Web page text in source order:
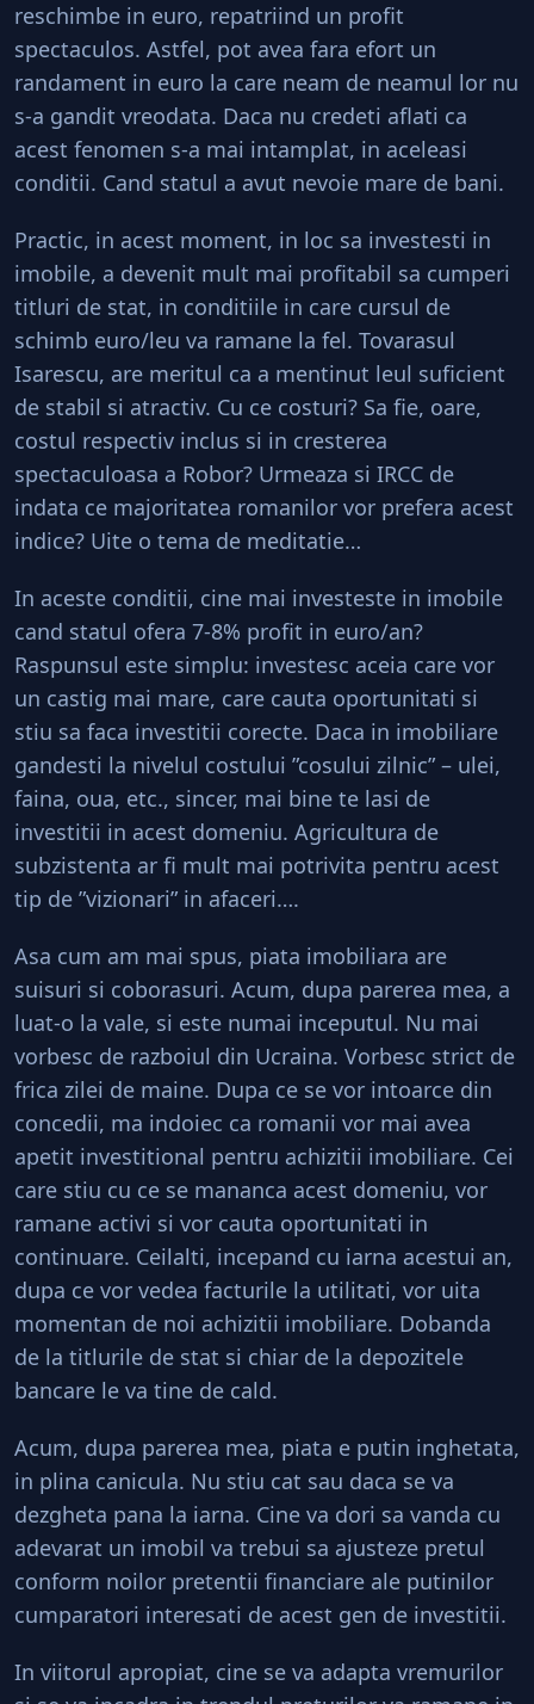
reschimbe in euro, repatriind un profit
spectaculos. Astfel, pot avea fara efort un
randament in euro la care neam de neamul lor nu
s-a gandit vreodata. Daca nu credeti aflati ca
acest fenomen s-a mai intamplat, in aceleasi
conditii. Cand statul a avut nevoie mare de bani.
Practic, in acest moment, in loc sa investesti in
imobile, a devenit mult mai profitabil sa cumperi
titluri de stat, in conditiile in care cursul de
schimb euro/leu va ramane la fel. Tovarasul
Isarescu, are meritul ca a mentinut leul suficient
de stabil si atractiv. Cu ce costuri? Sa fie, oare,
costul respectiv inclus si in cresterea
spectaculoasa a Robor? Urmeaza si IRCC de
indata ce majoritatea romanilor vor prefera acest
indice? Uite o tema de meditatie…
In aceste conditii, cine mai investeste in imobile
cand statul ofera 7-8% profit in euro/an?
Raspunsul este simplu: investesc aceia care vor
un castig mai mare, care cauta oportunitati si
stiu sa faca investitii corecte. Daca in imobiliare
gandesti la nivelul costului ”cosului zilnic” – ulei,
faina, oua, etc., sincer, mai bine te lasi de
investitii in acest domeniu. Agricultura de
subzistenta ar fi mult mai potrivita pentru acest
tip de ”vizionari” in afaceri….
Asa cum am mai spus, piata imobiliara are
suisuri si coborasuri. Acum, dupa parerea mea, a
luat-o la vale, si este numai inceputul. Nu mai
vorbesc de razboiul din Ucraina. Vorbesc strict de
frica zilei de maine. Dupa ce se vor intoarce din
concedii, ma indoiec ca romanii vor mai avea
apetit investitional pentru achizitii imobiliare. Cei
care stiu cu ce se mananca acest domeniu, vor
ramane activi si vor cauta oportunitati in
continuare. Ceilalti, incepand cu iarna acestui an,
dupa ce vor vedea facturile la utilitati, vor uita
momentan de noi achizitii imobiliare. Dobanda
de la titlurile de stat si chiar de la depozitele
bancare le va tine de cald.
Acum, dupa parerea mea, piata e putin inghetata,
in plina canicula. Nu stiu cat sau daca se va
dezgheta pana la iarna. Cine va dori sa vanda cu
adevarat un imobil va trebui sa ajusteze pretul
conform noilor pretentii financiare ale putinilor
cumparatori interesati de acest gen de investitii.
In viitorul apropiat, cine se va adapta vremurilor